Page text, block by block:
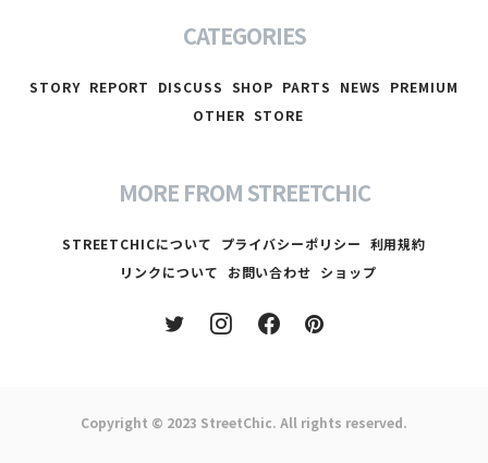
CATEGORIES
STORY REPORT DISCUSS SHOP PARTS NEWS
PREMIUM
OTHER STORE
MORE FROM STREETCHIC
STREETCHICについて プライバシーポリシー 利用規約
リンクについて
お問い合わせ ショップ
Copyright © 2023 StreetChic. All rights reserved.